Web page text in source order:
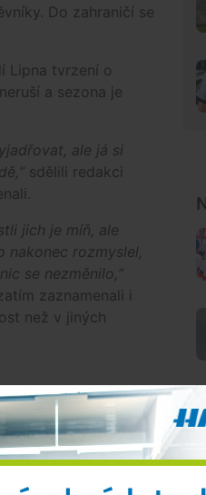
Do zahraničí se
Lipna tvrzení o
a sezona je
ale já si
sdělili redakci
jich je míň, ale
rozmyslel,
se nezměnilo,“
zaznamenali i
než v jiných
vhodná ke koupání.
kdy vlastně
dobrý, tak se jde
Šalandová